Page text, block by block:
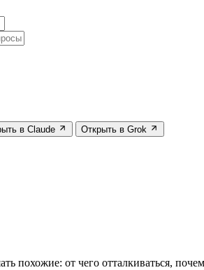
в Claude Открыть в Grok
похожие: от чего отталкиваться,